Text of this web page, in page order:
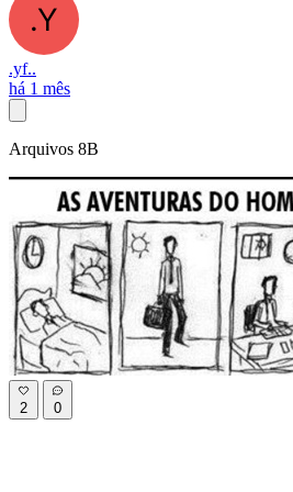
.yf..
há 1 mês
Arquivos 8B
2 0